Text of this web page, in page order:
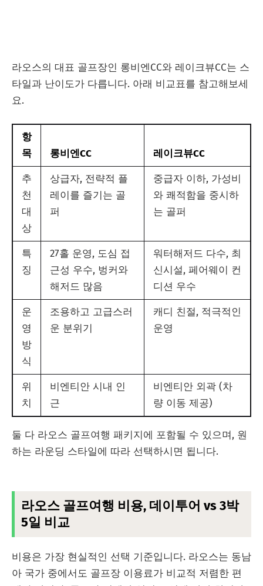
라오스의 대표 골프장인 롱비엔CC와 레이크뷰CC는 스
타일과 난이도가 다릅니다. 아래 비교표를 참고해보세
요.
항
목
롱비엔CC 레이크뷰CC
추
천
대
상
상급자, 전략적 플
레이를 즐기는 골
퍼
중급자 이하, 가성비
와 쾌적함을 중시하
는 골퍼
특
징
27홀 운영, 도심 접
근성 우수, 벙커와
해저드 많음
워터해저드 다수, 최
신시설, 페어웨이 컨
디션 우수
운
영
방
식
조용하고 고급스러
운 분위기
캐디 친절, 적극적인
운영
위
치
비엔티안 시내 인
근
비엔티안 외곽 (차
량 이동 제공)
둘 다 라오스 골프여행 패키지에 포함될 수 있으며, 원
하는 라운딩 스타일에 따라 선택하시면 됩니다.
라오스 골프여행 비용, 데이투어 vs 3박
5일 비교
비용은 가장 현실적인 선택 기준입니다. 라오스는 동남
아 국가 중에서도 골프장 이용료가 비교적 저렴한 편